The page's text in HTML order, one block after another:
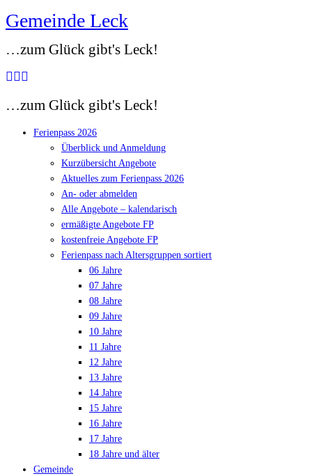
Zum
springen
Gemeinde Leck
…zum Glück gibt's Leck!
…zum Glück gibt's Leck!
Ferienpass 2026
Überblick und Anmeldung
Kurzübersicht Angebote
Aktuelles zum Ferienpass 2026
An- oder abmelden
Alle Angebote – kalendarisch
ermäßigte Angebote FP
kostenfreie Angebote FP
Ferienpass nach Altersgruppen sortiert
06 Jahre
07 Jahre
08 Jahre
09 Jahre
10 Jahre
11 Jahre
12 Jahre
13 Jahre
14 Jahre
15 Jahre
16 Jahre
17 Jahre
18 Jahre und älter
Gemeinde